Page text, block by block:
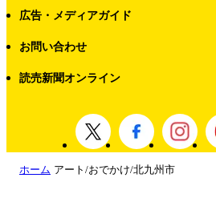
広告・メディアガイド
お問い合わせ
読売新聞オンライン
ホーム アート/おでかけ/北九州市